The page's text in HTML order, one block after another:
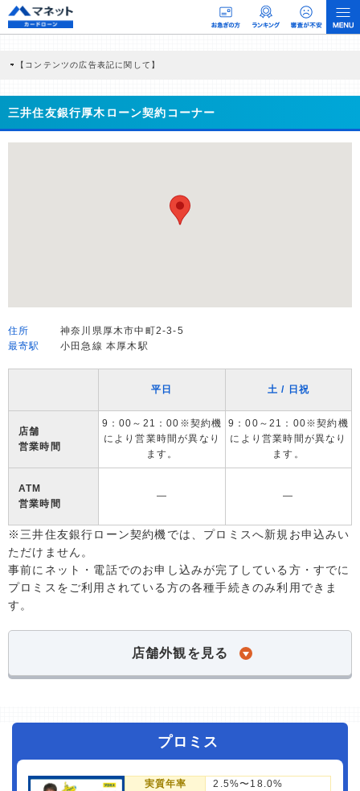
【コンテンツの広告表記に関して】
商品を根拠なくPRするものではなく、当編集部の調査／ユーザーへの口コミ収集な
どに基づき、公平性を担保した情報提供を行っています。
>提携企業一覧
三井住友銀行厚木ローン契約コーナー
住所
神奈川県厚木市中町2-3-5
最寄駅
小田急線 本厚木駅
平日 土 / 日祝
店舗
営業時間
9：00～21：00※契約機
により営業時間が異なり
ます。
9：00～21：00※契約機
により営業時間が異なり
ます。
ATM
営業時間
― ―
※三井住友銀行ローン契約機では、プロミスへ新規お申込みい
ただけません。
事前にネット・電話でのお申し込みが完了している方・すでに
プロミスをご利用されている方の各種手続きのみ利用できま
す。
店舗外観を見る
プロミス
実質年率 2.5%〜18.0%